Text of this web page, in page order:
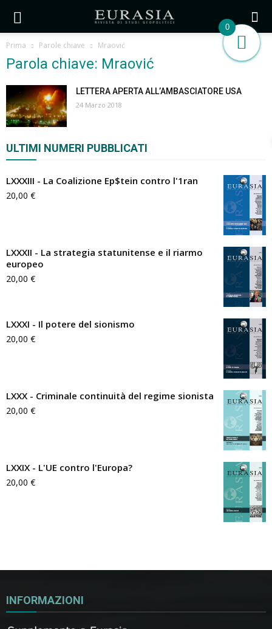
Prima Parole chiave Mraović
Parola chiave: Mraović
LETTERA APERTA ALL’AMBASCIATORE USA
24 Marzo 2018
ULTIMI NUMERI PUBBLICATI
LXXXIII - La Coalizione Ep$tein contro l'1ran
20,00 €
LXXXII - La strategia statunitense e il riarmo
europeo
20,00 €
LXXXI - Il potere del sionismo
20,00 €
LXXX - Criminale continuità del regime sionista
20,00 €
LXXIX - L'UE contro l'Europa?
20,00 €
INFORMAZIONI
0